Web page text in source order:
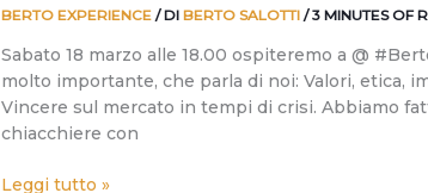
BERTO EXPERIENCE / DI BERTO SALOTTI /3 MINUTES OF
Sabato 18 marzo alle 18.00 ospiteremo a @
molto importante, che parla di noi: Valori, etica,
Vincere sul mercato in tempi di crisi. Abbiamo
chiacchiere con
Leggi tutto »